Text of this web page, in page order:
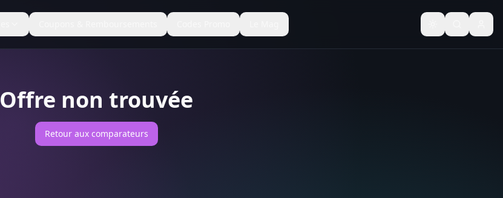
Basculer le
Offre non trouvée
Retour aux comparateurs